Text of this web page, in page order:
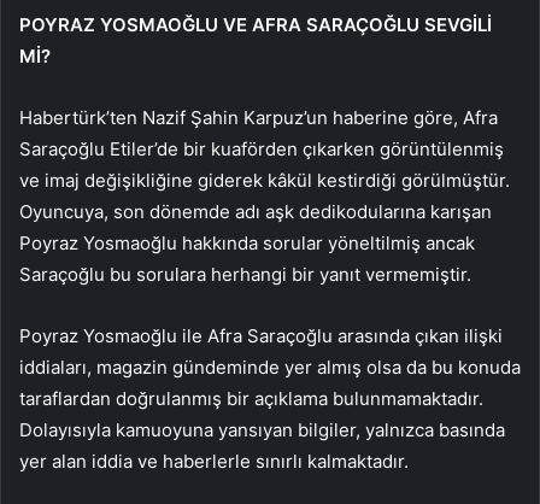
POYRAZ YOSMAOĞLU VE AFRA SARAÇOĞLU SEVGİLİ
Mİ?
Habertürk’ten Nazif Şahin Karpuz’un haberine göre, Afra
Saraçoğlu Etiler’de bir kuaförden çıkarken görüntülenmiş
ve imaj değişikliğine giderek kâkül kestirdiği görülmüştür.
Oyuncuya, son dönemde adı aşk dedikodularına karışan
Poyraz Yosmaoğlu hakkında sorular yöneltilmiş ancak
Saraçoğlu bu sorulara herhangi bir yanıt vermemiştir.
Poyraz Yosmaoğlu ile Afra Saraçoğlu arasında çıkan ilişki
iddiaları, magazin gündeminde yer almış olsa da bu konuda
taraflardan doğrulanmış bir açıklama bulunmamaktadır.
Dolayısıyla kamuoyuna yansıyan bilgiler, yalnızca basında
yer alan iddia ve haberlerle sınırlı kalmaktadır.